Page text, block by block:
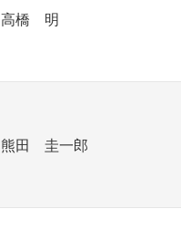
高橋 明
熊田 圭一郎